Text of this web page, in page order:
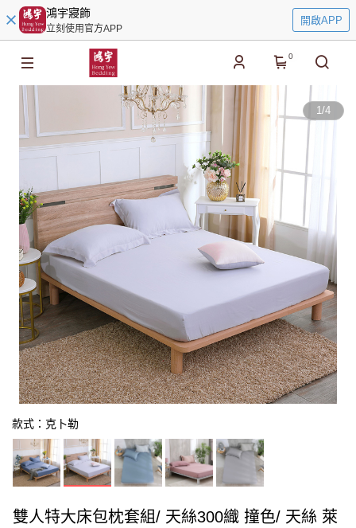
鴻宇寢飾
立刻使用官方APP
開啟APP
0
1/4
款式：克卜勒
雙人特大床包枕套組/ 天絲300織 撞色/ 天絲 萊